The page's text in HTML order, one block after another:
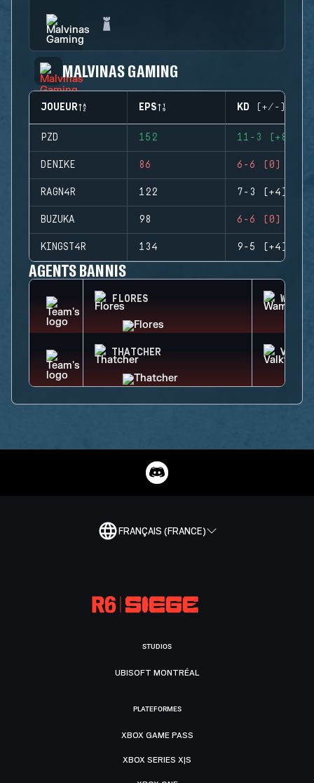
MALVINAS GAMING
JOUEUR EPS KD (+/-)
PZD 152 11-3 (+8)
DENIKE 86 6-6 (0)
RAGN4R 122 7-3 (+4)
BUZUKA 98 6-6 (0)
KINGST4R 134 9-5 (+4)
AGENTS BANNIS
FLORES WAMAI
THATCHER
FRANÇAIS (FRANCE)
STUDIOS
UBISOFT MONTRÉAL
PLATEFORMES
XBOX GAME PASS
XBOX SERIES X|S